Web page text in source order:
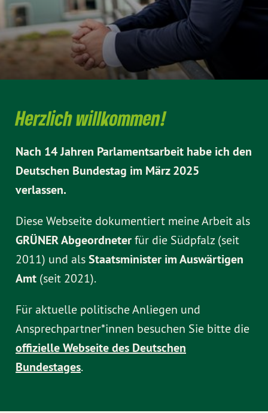
Herzlich willkommen!
Nach 14 Jahren Parlamentsarbeit habe ich den
Deutschen Bundestag im März 2025
verlassen.
Diese Webseite dokumentiert meine Arbeit als
GRÜNER Abgeordneter für die Südpfalz (seit
2011) und als Staatsminister im Auswärtigen
Amt (seit 2021).
Für aktuelle politische Anliegen und
Ansprechpartner*innen besuchen Sie bitte die
offizielle Webseite des Deutschen
Bundestages.